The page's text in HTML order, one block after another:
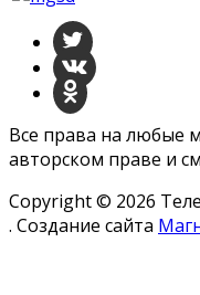
Все права на любые
авторском праве и
Copyright © 2026
. Создание сайта